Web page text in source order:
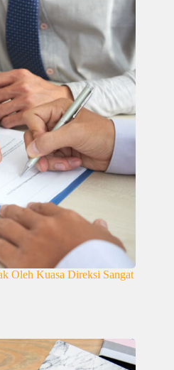
Oleh Kuasa Direksi Sangat